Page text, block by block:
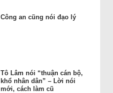
Công an cũng nói đạo lý
Tô Lâm nói “thuận cán bộ,
khổ nhân dân” – Lời nói
mới, cách làm cũ